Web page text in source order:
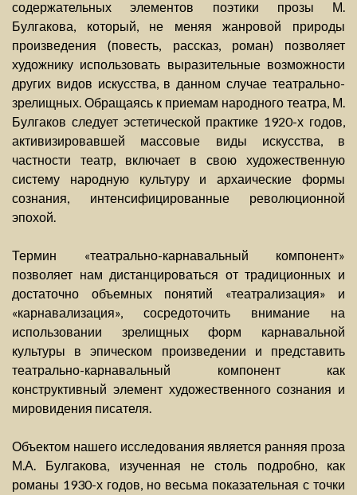
содержательных элементов поэтики прозы М.
Булгакова, который, не меняя жанровой природы
произведения (повесть, рассказ, роман) позволяет
художнику использовать выразительные возможности
других видов искусства, в данном случае театрально-
зрелищных. Обращаясь к приемам народного театра, М.
Булгаков следует эстетической практике 1920-х годов,
активизировавшей массовые виды искусства, в
частности театр, включает в свою художественную
систему народную культуру и архаические формы
сознания, интенсифицированные революционной
эпохой.
Термин «театрально-карнавальный компонент»
позволяет нам дистанцироваться от традиционных и
достаточно объемных понятий «театрализация» и
«карнавализация», сосредоточить внимание на
использовании зрелищных форм карнавальной
культуры в эпическом произведении и представить
театрально-карнавальный компонент как
конструктивный элемент художественного сознания и
мировидения писателя.
Объектом нашего исследования является ранняя проза
М.А. Булгакова, изученная не столь подробно, как
романы 1930-х годов, но весьма показательная с точки